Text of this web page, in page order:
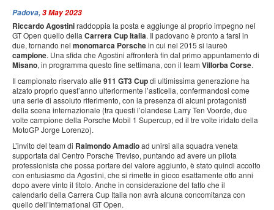
Padova,3 May 2023
Riccardo Agostiniraddoppia la posta e aggiunge al proprio impegno nel
GT Open quello della Carrera Cup Italia. Il padovano è pronto a farsi in
due, tornando nel monomarca Porschein cui nel 2015 si laureò
campione. Una sfida che Agostini affronterà fin dal primo appuntamento di
Misano, in programma questo fine settimana, con il team Villorba Corse.
Il campionato riservato alle 911 GT3 Cupdi ultimissima generazione ha
alzato proprio quest’anno ulteriormente l’asticella, confermandosi come
una serie di assoluto riferimento, con la presenza di alcuni protagonisti
della scena internazionale (tra questi l’olandese Larry Ten Voorde, due
volte campione della Porsche Mobil 1 Supercup, ed il tre volte iridato della
MotoGP Jorge Lorenzo).
L’invito del team di Raimondo Amadioad unirsi alla squadra veneta
supportata dal Centro Porsche Treviso, puntando ad avere un pilota
professionista che possa portare del valore aggiunto, è stato quindi accolto
con entusiasmo da Agostini, che si rimette in gioco esattamente otto anni
dopo avere vinto il titolo. Anche in considerazione del fatto che il
calendario della Carrera Cup Italia non avrà alcuna concomitanza con
quello dell’International GT Open.